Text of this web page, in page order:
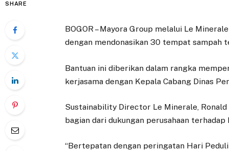
SHARE
BOGOR – Mayora Group melalui Le
dengan mendonasikan 30 tempat sampah
Bantuan ini diberikan dalam rangka
kerjasama dengan Kepala Cabang Dinas
Sustainability Director Le Minerale,
bagian dari dukungan perusahaan
“Bertepatan dengan peringatan Hari